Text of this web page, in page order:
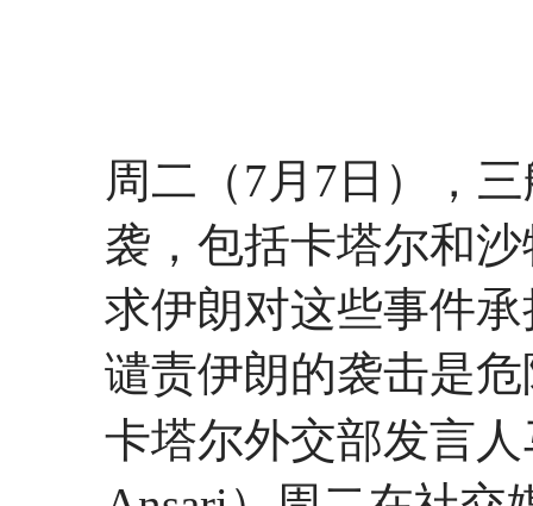
周二（7月7日），
袭，包括卡塔尔和
求伊朗对这些事件
谴责伊朗的袭击是
卡塔尔外交部发言人